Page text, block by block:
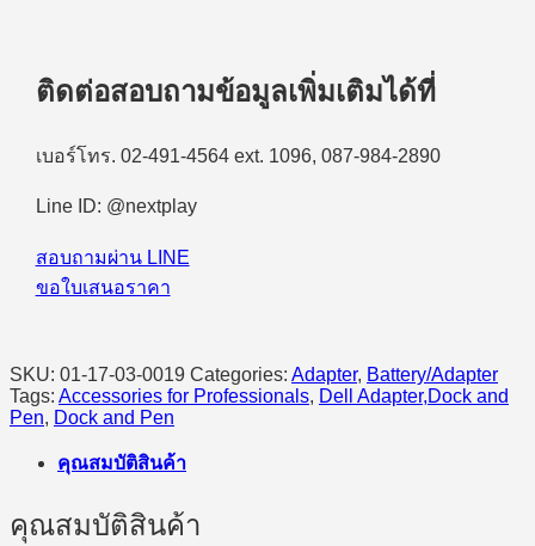
พอร์ต)
in-
USB-
Multiport
Adapter
-
ติดต่อสอบถามข้อมูลเพิ่มเติมได้ที่
เบอร์โทร. 02-491-4564 ext. 1096, 087-984-2890
Line ID: @nextplay
สอบถามผ่าน LINE
ขอใบเสนอราคา
SKU: 01-17-03-0019 Categories: Adapter, Battery/Adapter
Tags: Accessories for Professionals, Dell Adapter,Dock and
Pen, Dock and Pen
คุณสมบัติสินค้า
คุณสมบัติสินค้า